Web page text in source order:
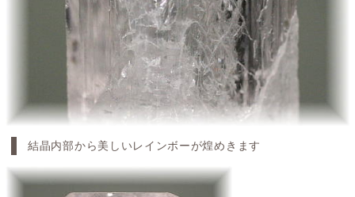
結晶内部から美しいレインボーが煌めきます